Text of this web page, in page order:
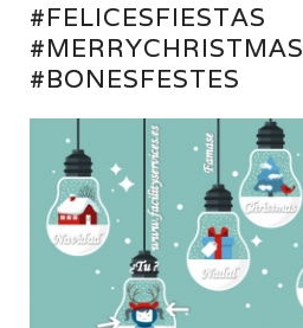
#FELICESFIESTAS
#MERRYCHRISTMAS
#BONESFESTES